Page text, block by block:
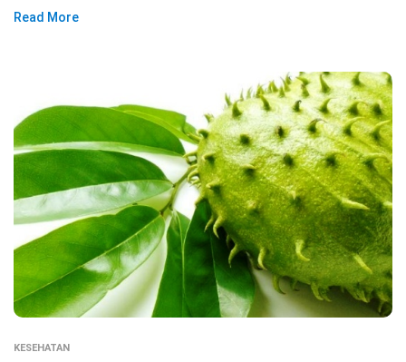
Read More
KESEHATAN